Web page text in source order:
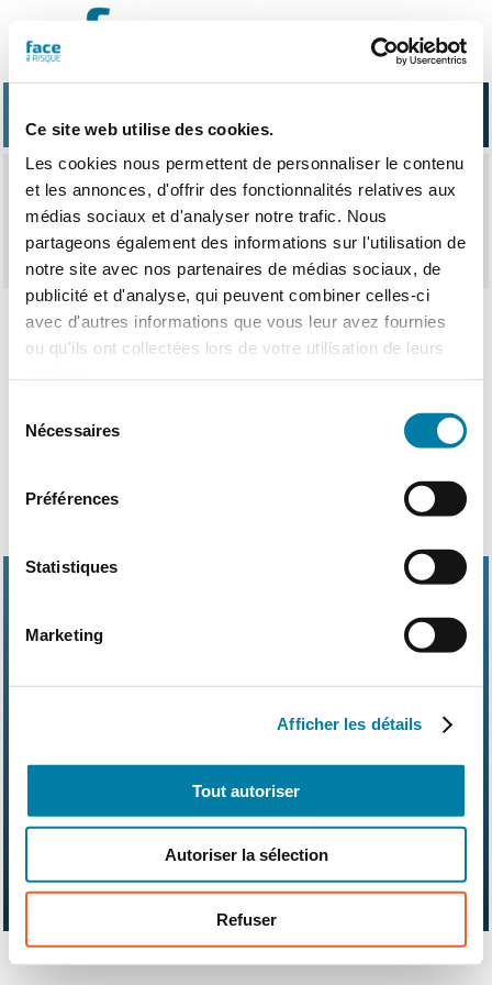
Ce site web utilise des cookies.
Les cookies nous permettent de personnaliser le contenu
et les annonces, d'offrir des fonctionnalités relatives aux
médias sociaux et d'analyser notre trafic. Nous
partageons également des informations sur l'utilisation de
notre site avec nos partenaires de médias sociaux, de
publicité et d'analyse, qui peuvent combiner celles-ci
avec d'autres informations que vous leur avez fournies
ou qu'ils ont collectées lors de votre utilisation de leurs
Nécessaires
Préférences
Statistiques
Marketing
Afficher les détails
Tout autoriser
Autoriser la sélection
Refuser
contenu
gouvernance
Nothing Found
Contact
Kit média
Mentions légales
CGV RGPD
Suivez-nous également sur les réseaux sociaux